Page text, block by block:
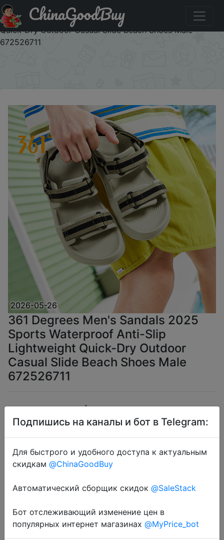
Промокод на скидку :KEXY7J6BE18Y 361 Degrees Men's
Sandals 2025 Sports Waterproof Anti-Slip Lightweight
Quick-Dry Outdoor Casual Slide Beach Shoes Male
672526711
ChinaGoodBuy
2026-05-26
361 Degrees Men's Sandals 2025
Sports Waterproof Anti-Slip
Lightweight Quick-Dry Outdoor
Casual Slide Beach Shoes Male
672526711
$23.96
Промокод:"KEXY7J6BE18Y"
Подпишись на каналы и бот в Telegram:
Для быстрого и удобного доступа к актуальным
скидкам @ChinaGoodBuy
Автоматический сборщик скидок @SaleStack
Бот отслеживающий изменение цен в
популярных интернет магазинах @MyPrice_bot